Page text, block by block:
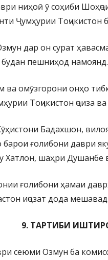
ниҳоӣ ӯ соҳиби
Ҷумҳурии
дар он сурат
будан пешниҳод намоянд.
ва омӯзгорони онҳо
Тоҷикистон ҷоиза
Бадахшон,
барои ғолибони даври
Хатлон, шаҳри
ғолибони ҳамаи
иҷозат дода
9. ТАРТИБИ
сеюми Озмун ба